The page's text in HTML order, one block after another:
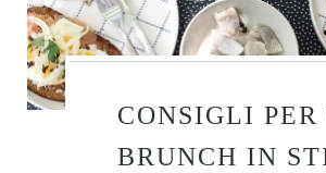
CONSIGLI PER
BRUNCH IN